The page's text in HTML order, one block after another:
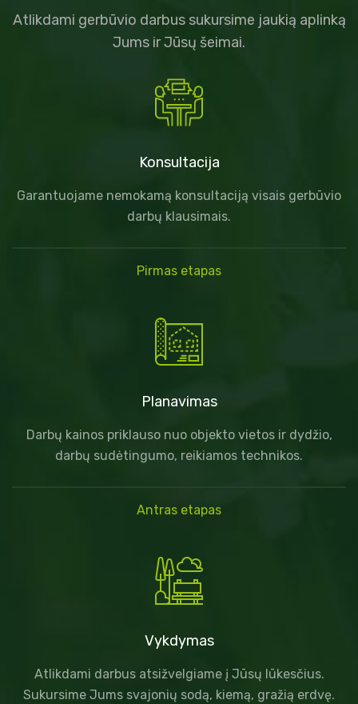
Atlikdami gerbūvio darbus sukursime jaukią aplinką
Jums ir Jūsų šeimai.
Konsultacija
Garantuojame nemokamą konsultaciją visais gerbūvio
darbų klausimais.
Pirmas etapas
Planavimas
Darbų kainos priklauso nuo objekto vietos ir dydžio,
darbų sudėtingumo, reikiamos technikos.
Antras etapas
Vykdymas
Atlikdami darbus atsižvelgiame į Jūsų lūkesčius.
Sukursime Jums svajonių sodą, kiemą, gražią erdvę.